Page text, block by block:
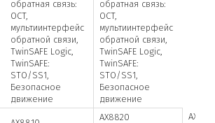
обратная связь:
OCT,
мультиинтерфейс
обратной связи,
TwinSAFE Logic,
TwinSAFE:
STO/SS1,
Безопасное
движение
обратная связь:
OCT,
мультиинтерфейс
обратной связи,
TwinSAFE Logic,
TwinSAFE:
STO/SS1,
Безопасное
движение
AX8820